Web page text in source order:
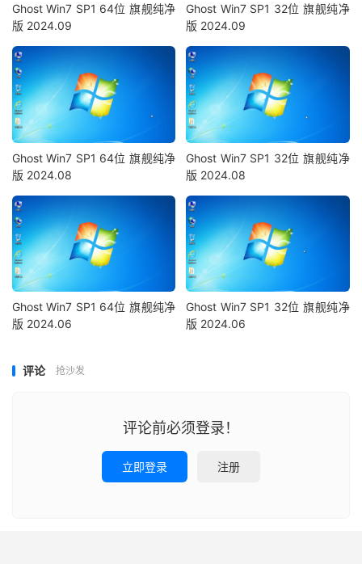
Ghost Win7 SP1 64位 旗舰纯净
版 2024.09
Ghost Win7 SP1 32位 旗舰纯净
版 2024.09
Ghost Win7 SP1 64位 旗舰纯净
版 2024.08
Ghost Win7 SP1 32位 旗舰纯净
版 2024.08
Ghost Win7 SP1 64位 旗舰纯净
版 2024.06
Ghost Win7 SP1 32位 旗舰纯净
版 2024.06
评论 抢沙发
评论前必须登录！
立即登录 注册